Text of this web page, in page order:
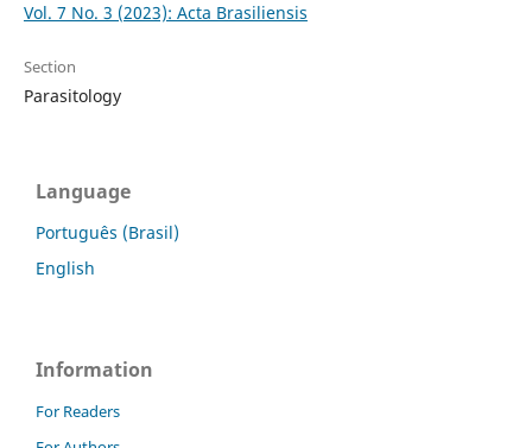
Vol. 7 No. 3 (2023): Acta Brasiliensis
Section
Parasitology
Language
Português (Brasil)
English
Information
For Readers